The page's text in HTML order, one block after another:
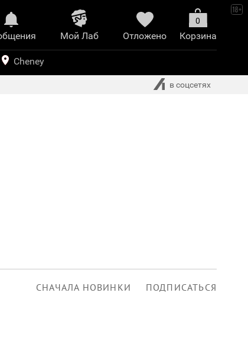
СНАЧАЛА НОВИНКИ ПОДПИСАТЬСЯ
Mой Лаб​
иринт
Отложено
0
Корзина
Cheney
в соцсетях